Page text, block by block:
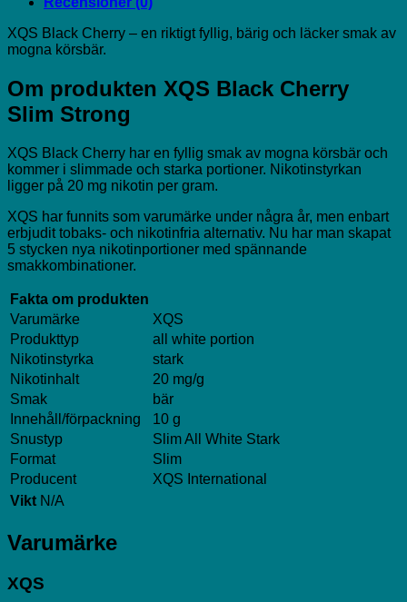
XQS Black Cherry – en riktigt fyllig, bärig och läcker smak av
mogna körsbär.
Om produkten XQS Black Cherry
Slim Strong
XQS Black Cherry har en fyllig smak av mogna körsbär och
kommer i slimmade och starka portioner. Nikotinstyrkan
ligger på 20 mg nikotin per gram.
XQS har funnits som varumärke under några år, men enbart
erbjudit tobaks- och nikotinfria alternativ. Nu har man skapat
5 stycken nya nikotinportioner med spännande
smakkombinationer.
Fakta om produkten
Varumärke
XQS
Produkttyp
all white portion
Nikotinstyrka
stark
Nikotinhalt
20 mg/g
Smak
bär
Innehåll/förpackning
10 g
Snustyp
Slim All White Stark
Format
Slim
Producent
XQS International
Vikt N/A
Varumärke
XQS